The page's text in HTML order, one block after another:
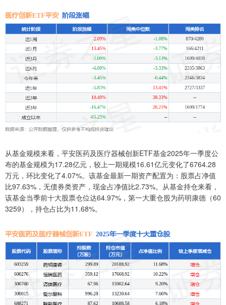
从基金规模来看，平安医药及医疗器械创新ETF基金2025年一季度公
布的基金规模为17.28亿元，较上一期规模16.61亿元变化了6764.28
万元，环比变化了4.07%。该基金最新一期资产配置为：股票占净值
比97.63%，无债券类资产，现金占净值比2.73%。从基金持仓来看，
该基金当季前十大股票仓位达64.97%，第一大重仓股为药明康德（60
3259），持仓占比为11.68%。